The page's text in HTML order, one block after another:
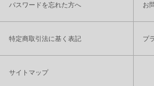
パスワードを忘れた方へ お
特定商取引法に基く表記 プ
サイトマップ